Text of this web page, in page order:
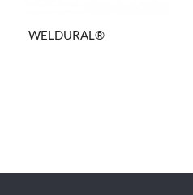
WELDURAL®